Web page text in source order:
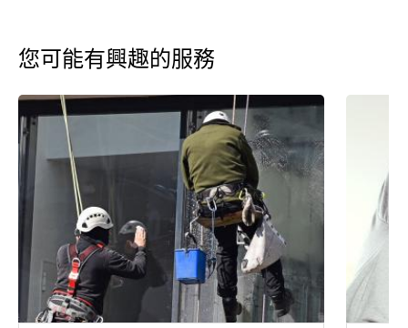
您可能有興趣的服務